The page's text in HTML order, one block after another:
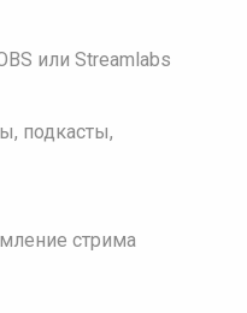
или Streamlabs
подкасты,
стрима